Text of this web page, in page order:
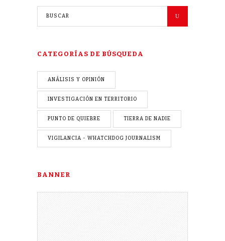
CATEGORÍAS DE BÚSQUEDA
ANÁLISIS Y OPINIÓN
INVESTIGACIÓN EN TERRITORIO
PUNTO DE QUIEBRE TIERRA DE NADIE
VIGILANCIA - WHATCHDOG JOURNALISM
BANNER